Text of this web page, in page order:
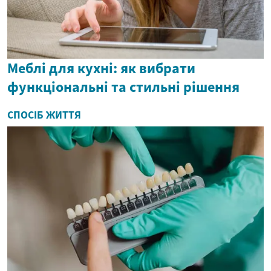
Меблі для кухні: як вибрати
функціональні та стильні рішення
СПОСІБ ЖИТТЯ